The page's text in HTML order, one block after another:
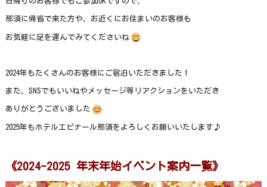
那須に帰省で来た方や、お近くにお住まいのお客様も
お気軽に足を運んでみてくださいね
2024年もたくさんのお客様にご宿泊いただきました！
また、SNSでもいいねやメッセージ等リアクションをいただき
ありがとうございました
2025年もホテルエピナール那須をよろしくお願いいたします♪
《2024-2025 年末年始イベント案内一覧》